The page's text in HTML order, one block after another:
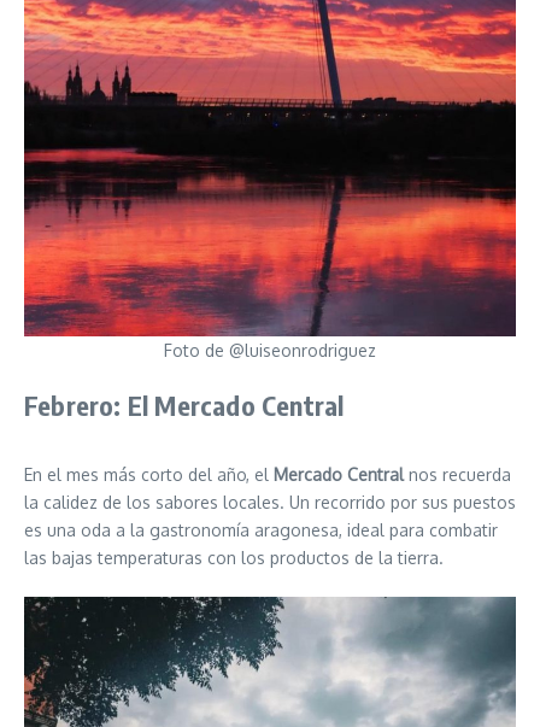
Foto de @luiseonrodriguez
Febrero: El Mercado Central
En el mes más corto del año, el Mercado Centralnos recuerda
la calidez de los sabores locales. Un recorrido por sus puestos
es una oda a la gastronomía aragonesa, ideal para combatir
las bajas temperaturas con los productos de la tierra.